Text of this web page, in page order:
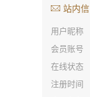
站内信
用户昵称
会员账号
在线状态
注册时间